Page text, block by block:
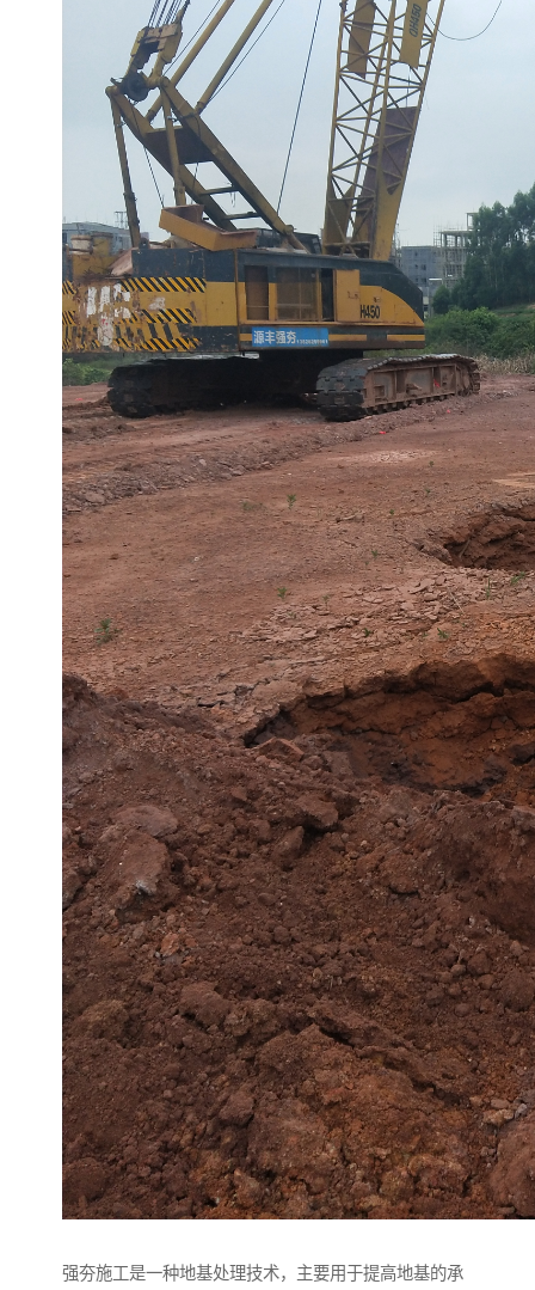
强夯施工是一种地基处理技术，主要用于提高地基的承